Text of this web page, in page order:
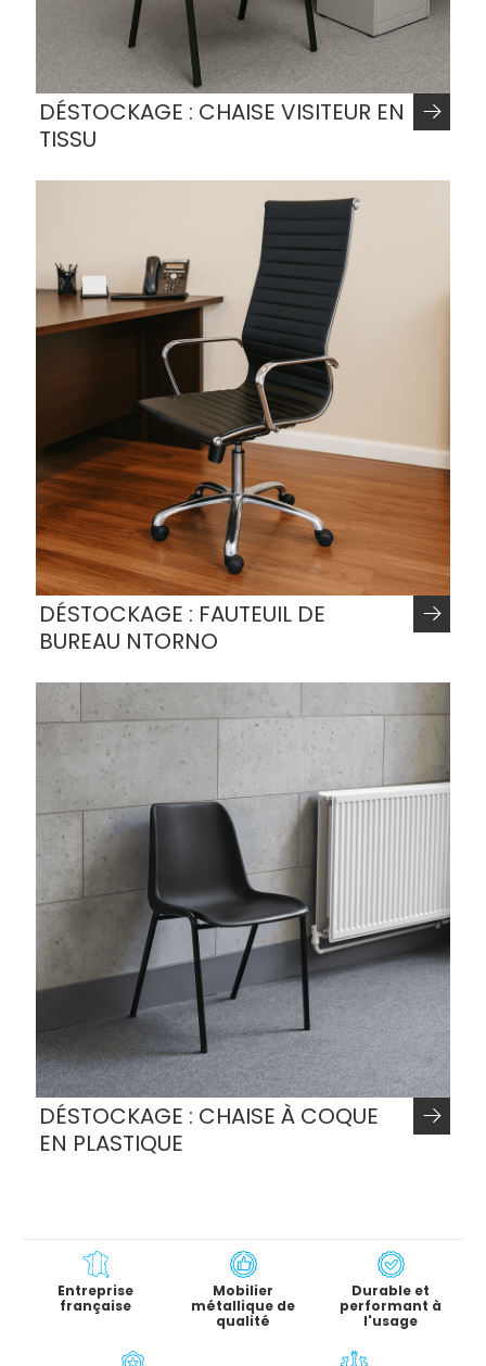
DÉSTOCKAGE : CHAISE VISITEUR EN
TISSU
DÉSTOCKAGE : FAUTEUIL DE
BUREAU NTORNO
DÉSTOCKAGE : CHAISE À COQUE
EN PLASTIQUE
Entreprise
française
Mobilier
métallique de
qualité
Durable et
performant à
l'usage